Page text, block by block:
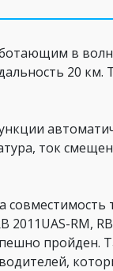
в
20 км.
ток
2011UAS-RM,